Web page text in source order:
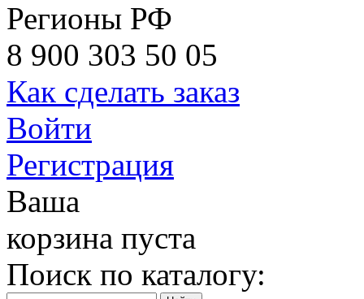
Регионы РФ
8 900 303 50 05
Как сделать заказ
Войти
Регистрация
Ваша
корзина пуста
Поиск по каталогу: